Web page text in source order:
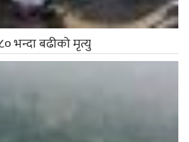
भन्दा बढीको मृत्यु